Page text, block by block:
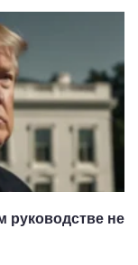
руководстве не